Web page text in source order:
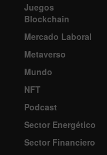
Juegos
Blockchain
Mercado Laboral
Metaverso
Mundo
NFT
Podcast
Sector Energético
Sector Financiero